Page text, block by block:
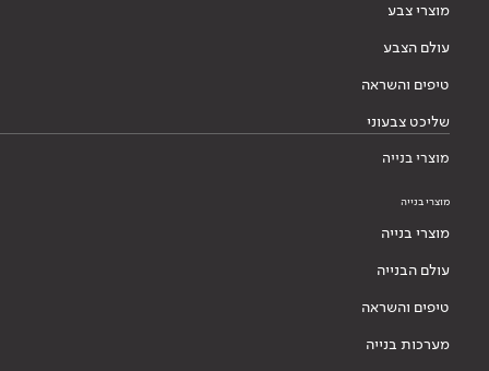
מוצרי צבע
עולם הצבע
טיפים והשראה
שליכט צבעוני
מוצרי בנייה
מוצרי בנייה
מוצרי בנייה
עולם הבנייה
טיפים והשראה
מערכות בנייה